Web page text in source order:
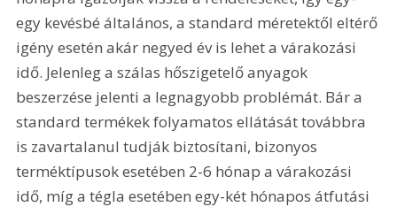
egy kevésbé általános, a standard méretektől eltérő
igény esetén akár negyed év is lehet a várakozási
idő. Jelenleg a szálas hőszigetelő anyagok
beszerzése jelenti a legnagyobb problémát. Bár a
standard termékek folyamatos ellátását továbbra
is zavartalanul tudják biztosítani, bizonyos
terméktípusok esetében 2-6 hónap a várakozási
idő, míg a tégla esetében egy-két hónapos átfutási